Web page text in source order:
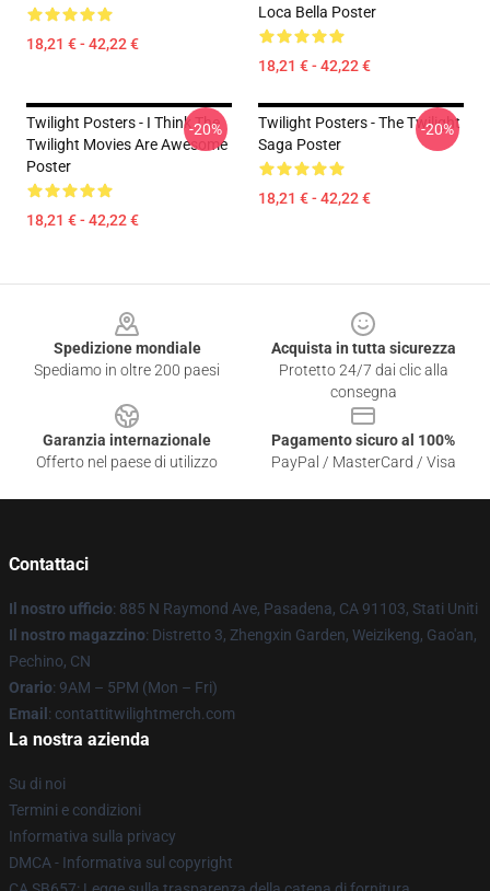
18,21 € - 42,22 €
Loca Bella Poster
18,21 € - 42,22 €
Twilight Posters - I Think The
Twilight Movies Are Awesome
Poster
18,21 € - 42,22 €
-20%
Twilight Posters - The Twilight
Saga Poster
18,21 € - 42,22 €
-20%
Spedizione mondiale
Spediamo in oltre 200 paesi
Acquista in tutta sicurezza
Protetto 24/7 dai clic alla
consegna
Garanzia internazionale
Offerto nel paese di utilizzo
Pagamento sicuro al 100%
PayPal / MasterCard / Visa
Contattaci
Il nostro ufficio: 885 N Raymond Ave, Pasadena, CA 91103, Stati Uniti
Il nostro magazzino: Distretto 3, Zhengxin Garden, Weizikeng, Gao'an,
Pechino, CN
Orario: 9AM – 5PM (Mon – Fri)
Email : contattitwilightmerch.com
La nostra azienda
Su di noi
Termini e condizioni
Informativa sulla privacy
DMCA - Informativa sul copyright